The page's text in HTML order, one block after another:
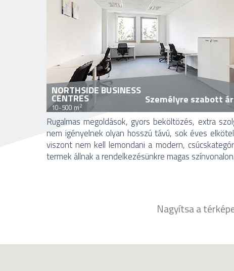
NORTHSIDE BUSINESS
CENTRES
10-500 m2 Személyre szabott ár
Rugalmas megoldások, gyors beköltözés, extra
nem igényelnek olyan hosszú távú, sok éves
viszont nem kell lemondani a modern,
termek állnak a rendelkezésünkre magas
Nagyítsa a